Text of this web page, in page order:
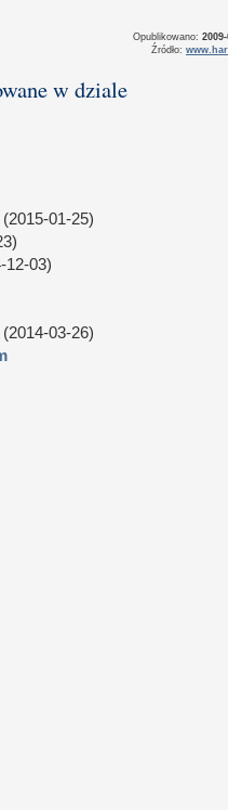
Opublikowano:
Źródło:
w dziale
(2015-01-25)
12-03)
(2014-03-26)